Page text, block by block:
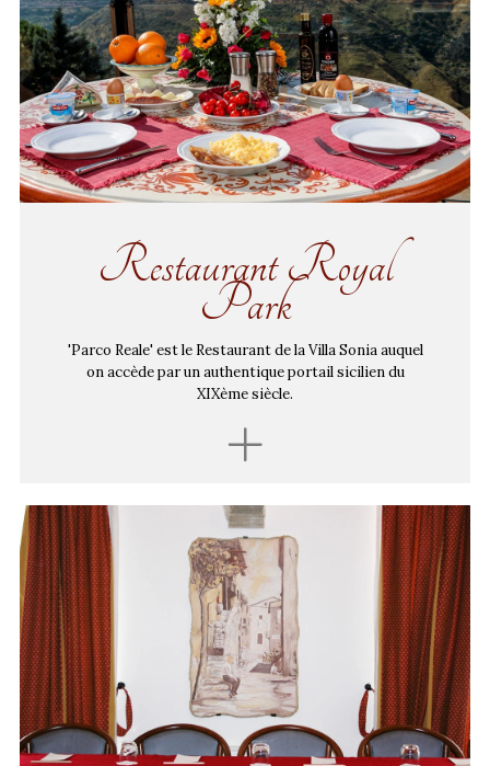
Restaurant Royal
Park
'Parco Reale' est le Restaurant de la Villa Sonia auquel
on accède par un authentique portail sicilien du
XIXème siècle.